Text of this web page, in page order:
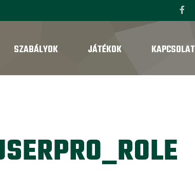
SZABÁLYOK JÁTÉKOK KAPCSOLAT